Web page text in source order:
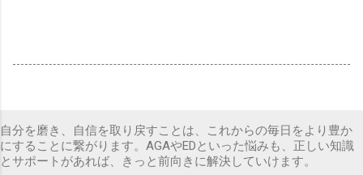
自分を磨き、自信を取り戻すことは、これからの毎日をより豊か
にすることに繋がります。AGAやEDといった悩みも、正しい知識
とサポートがあれば、きっと前向きに解決していけます。